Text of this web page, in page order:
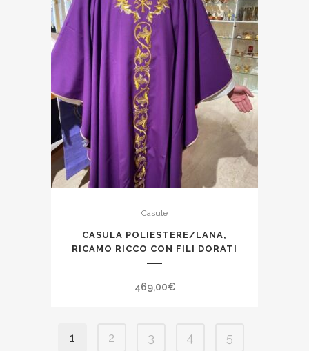
Casule
CASULA POLIESTERE/LANA,
RICAMO RICCO CON FILI DORATI
469,00€
1 2 3 4
5